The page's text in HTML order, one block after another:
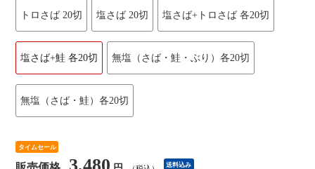
トロさば 20切 塩さば 20切 塩さば+トロさば 各20切
塩さば+鮭 各20切 無塩（さば・鮭・ぶり）各20切
無塩（さば・鮭）各20切
タイムセール
送料込み